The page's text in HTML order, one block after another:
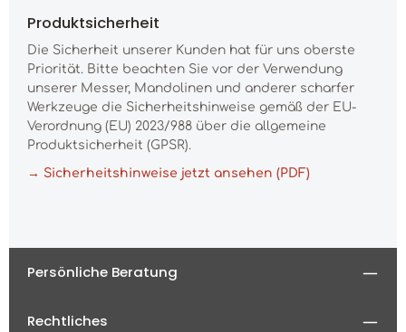
Produktsicherheit
Die Sicherheit unserer Kunden hat für uns oberste
Priorität. Bitte beachten Sie vor der Verwendung
unserer Messer, Mandolinen und anderer scharfer
Werkzeuge die Sicherheitshinweise gemäß der EU-
Verordnung (EU) 2023/988 über die allgemeine
Produktsicherheit (GPSR).
→ Sicherheitshinweise jetzt ansehen (PDF)
Persönliche Beratung
Rechtliches